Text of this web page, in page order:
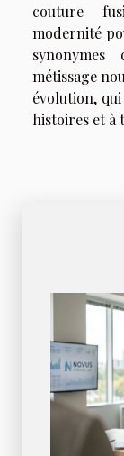
couture
modernité
métissage
évolution,
histoires et à